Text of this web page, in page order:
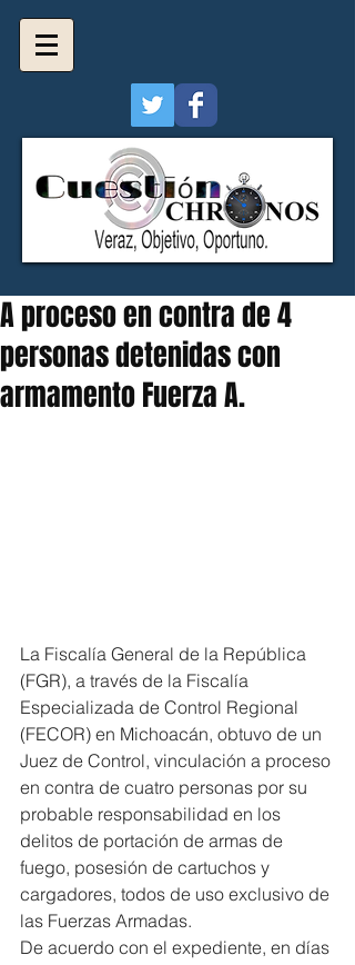
A proceso en contra de 4
personas detenidas con
armamento Fuerza A.
La Fiscalía General de la República
(FGR), a través de la Fiscalía
Especializada de Control Regional
(FECOR) en Michoacán, obtuvo de un
Juez de Control, vinculación a proceso
en contra de cuatro personas por su
probable responsabilidad en los
delitos de portación de armas de
fuego, posesión de cartuchos y
cargadores, todos de uso exclusivo de
las Fuerzas Armadas.
De acuerdo con el expediente, en días